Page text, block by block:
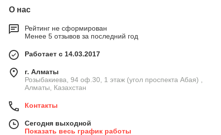
О нас
Рейтинг не сформирован
Менее 5 отзывов за последний год
Работает с 14.03.2017
г. Алматы
Розыбакиева, 94 оф.30, 1 этаж (угол проспекта Абая) ,
Алматы, Казахстан
Контакты
Сегодня выходной
Показать весь график работы